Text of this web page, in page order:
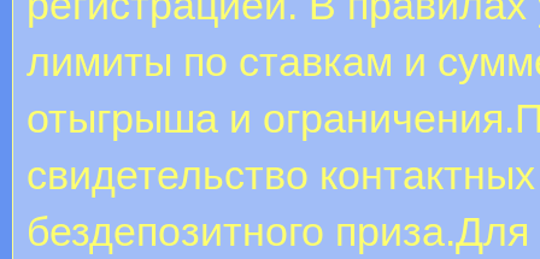
лимиты по ставкам и
отыгрыша и
свидетельство
бездепозитного